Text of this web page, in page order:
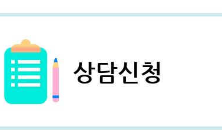
상담신청